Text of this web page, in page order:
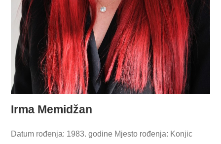
Irma Memidžan
Datum rođenja: 1983. godine Mjesto rođenja: Konjic